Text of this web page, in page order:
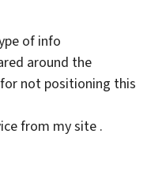
of info
around the
not positioning this
from my site .